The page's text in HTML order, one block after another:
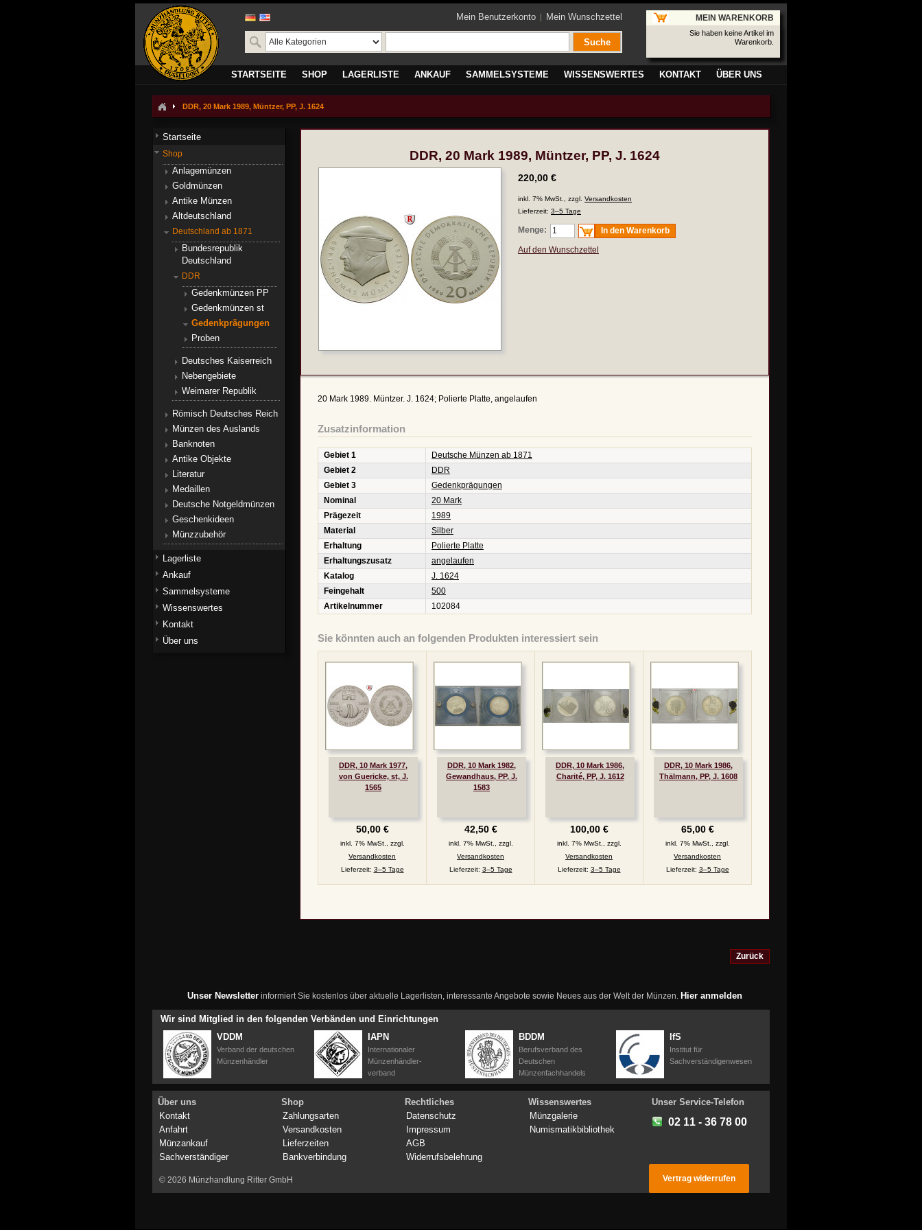
Mein Benutzerkonto Mein Wunschzettel
Suche
MEIN WARENKORB
Sie haben keine Artikel im
Warenkorb.
STARTSEITE SHOP LAGERLISTE ANKAUF SAMMELSYSTEME WISSENSWERTES KONTAKT ÜBER UNS
DDR, 20 Mark 1989, Müntzer, PP, J. 1624
DDR, 20 Mark 1989, Müntzer, PP, J. 1624
220,00 €
inkl. 7% MwSt., zzgl. Versandkosten
Lieferzeit: 3–5 Tage
Menge:
In den Warenkorb
Auf den Wunschzettel
20 Mark 1989. Müntzer. J. 1624; Polierte Platte, angelaufen
Zusatzinformation
Gebiet 1
Deutsche Münzen ab 1871
Gebiet 2
DDR
Gebiet 3
Gedenkprägungen
Nominal
20 Mark
Prägezeit
1989
Material
Silber
Erhaltung
Polierte Platte
Erhaltungszusatz
angelaufen
Katalog
J. 1624
Feingehalt
500
Artikelnummer
102084
Sie könnten auch an folgenden Produkten interessiert sein
DDR, 10 Mark 1977,
von Guericke, st, J.
1565
50,00 €
inkl. 7% MwSt., zzgl.
Versandkosten
Lieferzeit: 3–5 Tage
DDR, 10 Mark 1982,
Gewandhaus, PP, J.
1583
42,50 €
inkl. 7% MwSt., zzgl.
Versandkosten
Lieferzeit: 3–5 Tage
DDR, 10 Mark 1986,
Charité, PP, J. 1612
100,00 €
inkl. 7% MwSt., zzgl.
Versandkosten
Lieferzeit: 3–5 Tage
DDR, 10 Mark 1986,
Thälmann, PP, J. 1608
65,00 €
inkl. 7% MwSt., zzgl.
Versandkosten
Lieferzeit: 3–5 Tage
Zurück
Startseite
Shop
Anlagemünzen
Goldmünzen
Antike Münzen
Altdeutschland
Deutschland ab 1871
Bundesrepublik
Deutschland
DDR
Gedenkmünzen PP
Gedenkmünzen st
Gedenkprägungen
Proben
Deutsches Kaiserreich
Nebengebiete
Weimarer Republik
Römisch Deutsches Reich
Münzen des Auslands
Banknoten
Antike Objekte
Literatur
Medaillen
Deutsche Notgeldmünzen
Geschenkideen
Münzzubehör
Lagerliste
Ankauf
Sammelsysteme
Wissenswertes
Kontakt
Über uns
Unser Newsletterinformiert Sie kostenlos über aktuelle Lagerlisten, interessante Angebote sowie Neues aus der Welt der Münzen. Hier anmelden
Wir sind Mitglied in den folgenden Verbänden und Einrichtungen
VDDM
Verband der deutschen
Münzenhändler
IAPN
Internationaler
Münzenhändler-
verband
BDDM
Berufsverband des
Deutschen
Münzenfachhandels
IfS
Institut für
Sachverständigenwesen
Über uns
Kontakt
Anfahrt
Münzankauf
Sachverständiger
Shop
Zahlungsarten
Versandkosten
Lieferzeiten
Bankverbindung
Rechtliches
Datenschutz
Impressum
AGB
Widerrufsbelehrung
Wissenswertes
Münzgalerie
Numismatikbibliothek
Unser Service-Telefon
02 11 - 36 78 00
© 2026 Münzhandlung Ritter GmbH Vertrag widerrufen